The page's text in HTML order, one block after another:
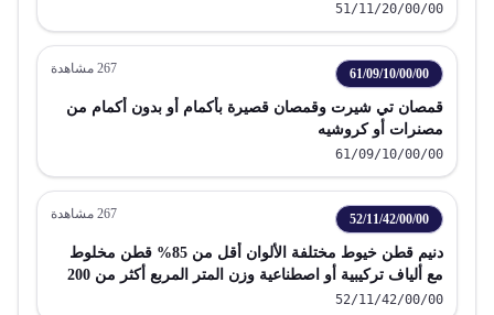
51/11/20/00/00
61/09/10/00/00
267 مشاهدة
قمصان تي شيرت وقمصان قصيرة بأكمام أو بدون أكمام من
مصنرات أو كروشيه
61/09/10/00/00
52/11/42/00/00
267 مشاهدة
دنيم قطن خيوط مختلفة الألوان أقل من 85% قطن مخلوط
مع ألياف تركيبية أو اصطناعية وزن المتر المربع أكثر من 200
جم
52/11/42/00/00